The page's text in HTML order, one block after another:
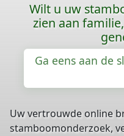
Wilt u uw
zien aan
Ga eens aan de
Uw vertrouwde online
stamboomonderzoek,